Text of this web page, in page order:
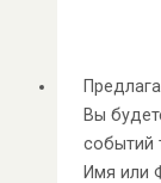
Вы
событий
Имя или